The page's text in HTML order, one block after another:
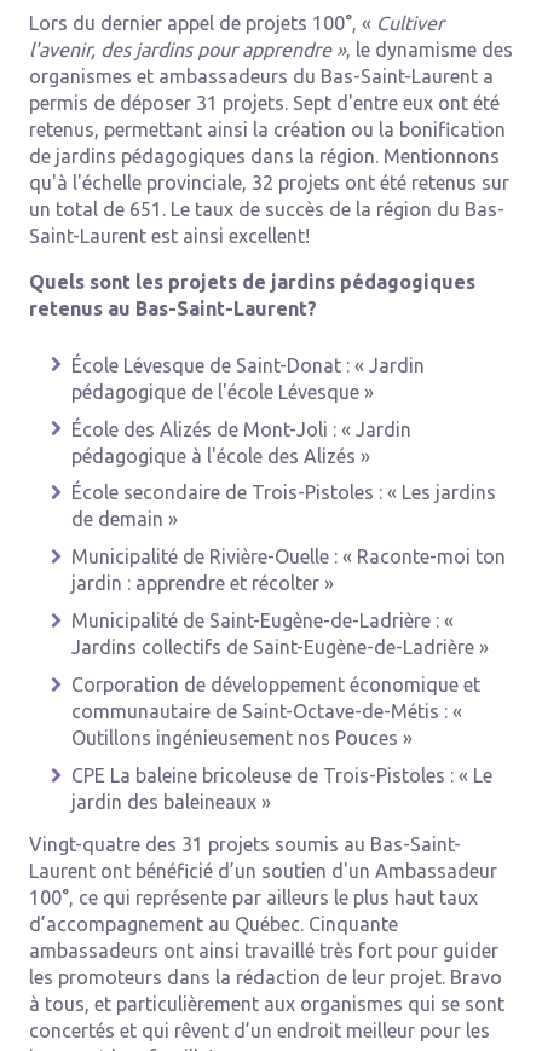
Lors du dernier appel de projets 100°, « Cultiver
l'avenir, des jardins pour apprendre », le dynamisme des
organismes et ambassadeurs du Bas-Saint-Laurent a
permis de déposer 31 projets. Sept d'entre eux ont été
retenus, permettant ainsi la création ou la bonification
de jardins pédagogiques dans la région. Mentionnons
qu'à l'échelle provinciale, 32 projets ont été retenus sur
un total de 651. Le taux de succès de la région du Bas-
Saint-Laurent est ainsi excellent!
Quels sont les projets de jardins pédagogiques
retenus au Bas-Saint-Laurent?
École Lévesque de Saint-Donat : « Jardin
pédagogique de l'école Lévesque »
École des Alizés de Mont-Joli : « Jardin
pédagogique à l'école des Alizés »
École secondaire de Trois-Pistoles : « Les jardins
de demain »
Municipalité de Rivière-Ouelle : « Raconte-moi ton
jardin : apprendre et récolter »
Municipalité de Saint-Eugène-de-Ladrière : «
Jardins collectifs de Saint-Eugène-de-Ladrière »
Corporation de développement économique et
communautaire de Saint-Octave-de-Métis : «
Outillons ingénieusement nos Pouces »
CPE La baleine bricoleuse de Trois-Pistoles : « Le
jardin des baleineaux »
Vingt-quatre des 31 projets soumis au Bas-Saint-
Laurent ont bénéficié d’un soutien d'un Ambassadeur
100°, ce qui représente par ailleurs le plus haut taux
d’accompagnement au Québec. Cinquante
ambassadeurs ont ainsi travaillé très fort pour guider
les promoteurs dans la rédaction de leur projet. Bravo
à tous, et particulièrement aux organismes qui se sont
concertés et qui rêvent d’un endroit meilleur pour les